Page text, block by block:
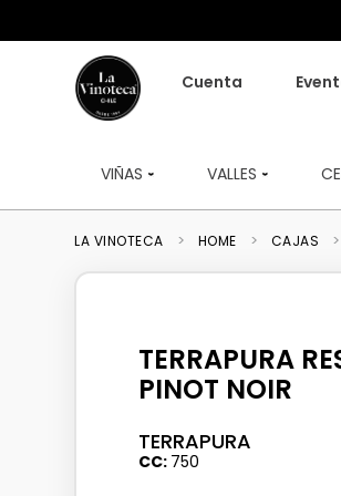
Cuenta
VIÑAS VALLES
HOME CAJAS
TERRAPURA
PINOT NOIR
TERRAPURA
CC 750